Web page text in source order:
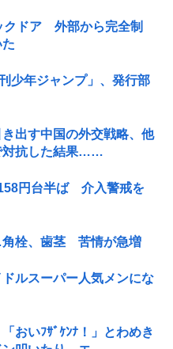
クドア 外部から完全制
少年ジャンプ」、発行部
出す中国の外交戦略、他
対抗した結果……
円台半ば 介入警戒を
栓、歯茎 苦情が急増
ルスーパー人気メンにな
おいﾌｻﾞｹﾝﾅ！」とわめき